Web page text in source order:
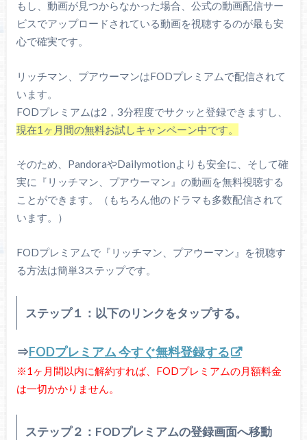
もし、動画が見つからなかった場合、公式の動画配信サー
ビスでアップロードされている動画を視聴するのが最も安
心で確実です。
リッチマン、プアウーマンはFODプレミアムで配信されて
います。
FODプレミアムは2，3分程度でサクッと登録できますし、
現在1ヶ月間の無料お試しキャンペーン中です。
そのため、PandoraやDailymotionよりも安全に、そして確
実に『リッチマン、プアウーマン』の動画を無料視聴する
ことができます。（もちろん他のドラマも多数配信されて
います。）
FODプレミアムで『リッチマン、プアウーマン』を視聴す
る方法は簡単3ステップです。
ステップ１：以下のリンクをタップする。
⇒FODプレミアム 今すぐ無料登録する
※1ヶ月間以内に解約すれば、FODプレミアムの月額料金
は一切かかりません。
ステップ２：FODプレミアムの登録画面へ移動